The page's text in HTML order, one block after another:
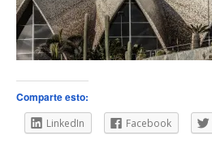
Comparte esto:
LinkedIn Facebook